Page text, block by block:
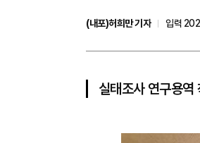
(내포)허희만 기자
입력
실태조사 연구용역